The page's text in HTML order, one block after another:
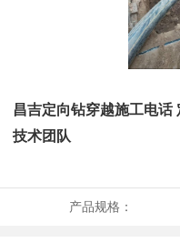
昌吉定向钻穿越施工电话
技术团队
产品规格：